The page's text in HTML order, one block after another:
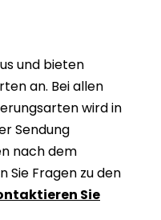
und bieten
an. Bei allen
wird in
Sendung
nach dem
Sie Fragen zu den
Sie